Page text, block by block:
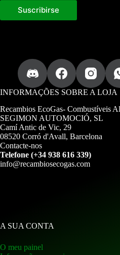
Suscribirse
INFORMAÇÕES SOBRE A LOJA
Recambios EcoGas- Combustíveis
SEGIMON AUTOMOCIÓ, SL
Camí Antic de Vic, 29
08520 Corró d'Avall, Barcelona
Contacte-nos
Telefone (+34 938 616 339)
info@recambiosecogas.com
A SUA CONTA
O meu painel